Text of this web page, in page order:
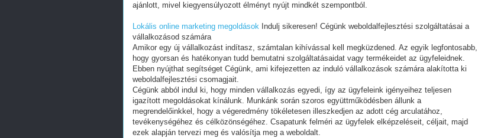
ajánlott, mivel kiegyensúlyozott élményt nyújt mindkét szempontból.
Lokális online marketing megoldások Indulj sikeresen! Cégünk weboldalfejlesztési szolgáltatásai a
vállalkozásod számára
Amikor egy új vállalkozást indítasz, számtalan kihívással kell megküzdened. Az egyik legfontosabb,
hogy gyorsan és hatékonyan tudd bemutatni szolgáltatásaidat vagy termékeidet az ügyfeleidnek.
Ebben nyújthat segítséget Cégünk, ami kifejezetten az induló vállalkozások számára alakította ki
weboldalfejlesztési csomagjait.
Cégünk abból indul ki, hogy minden vállalkozás egyedi, így az ügyfeleink igényeihez teljesen
igazított megoldásokat kínálunk. Munkánk során szoros együttműködésben állunk a
megrendelőinkkel, hogy a végeredmény tökéletesen illeszkedjen az adott cég arculatához,
tevékenységéhez és célközönségéhez. Csapatunk felméri az ügyfelek elképzeléseit, céljait, majd
ezek alapján tervezi meg és valósítja meg a weboldalt.